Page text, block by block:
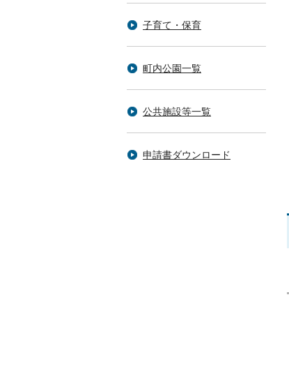
子育て・保育
町内公園一覧
公共施設等一覧
申請書ダウンロード